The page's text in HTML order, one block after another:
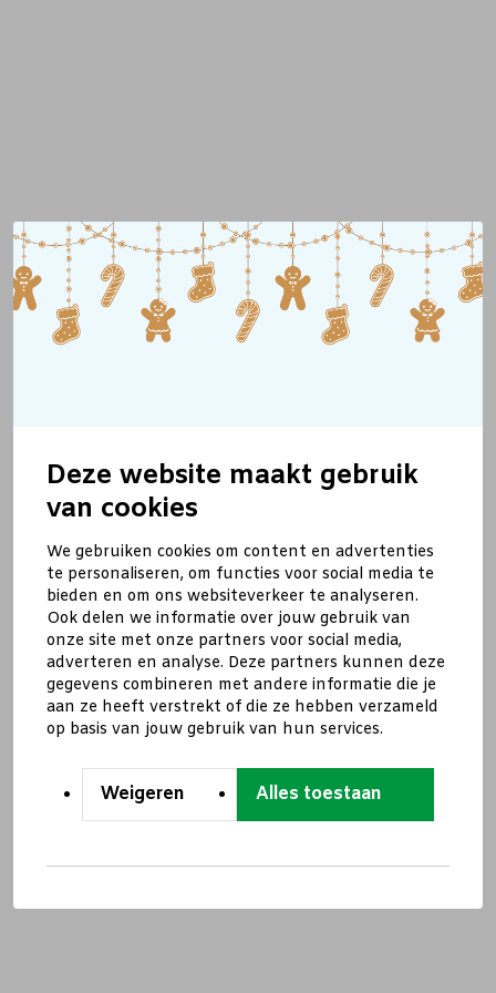
Deze website maakt gebruik
van cookies
We gebruiken cookies om content en advertenties
te personaliseren, om functies voor social media te
bieden en om ons websiteverkeer te analyseren.
Ook delen we informatie over jouw gebruik van
onze site met onze partners voor social media,
adverteren en analyse. Deze partners kunnen deze
gegevens combineren met andere informatie die je
aan ze heeft verstrekt of die ze hebben verzameld
op basis van jouw gebruik van hun services.
Weigeren Alles toestaan